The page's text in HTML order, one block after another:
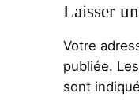
Laisser
Votre
publiée.
sont